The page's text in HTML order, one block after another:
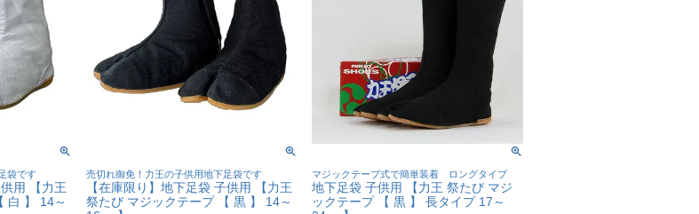
袋です
用 【力王
白 】 14～
売切れ御免！力王の子供用地下足袋です
【在庫限り】地下足袋 子供用 【力王
祭たび マジックテープ 【 黒 】 14～
マジックテープ式で簡単装着 ロングタイプ
地下足袋 子供用 【力王 祭たび マジ
ックテープ 【 黒 】 長タイプ 17～